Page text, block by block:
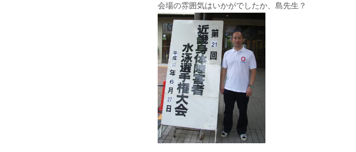
会場の雰囲気はいかがでしたか、島先生？